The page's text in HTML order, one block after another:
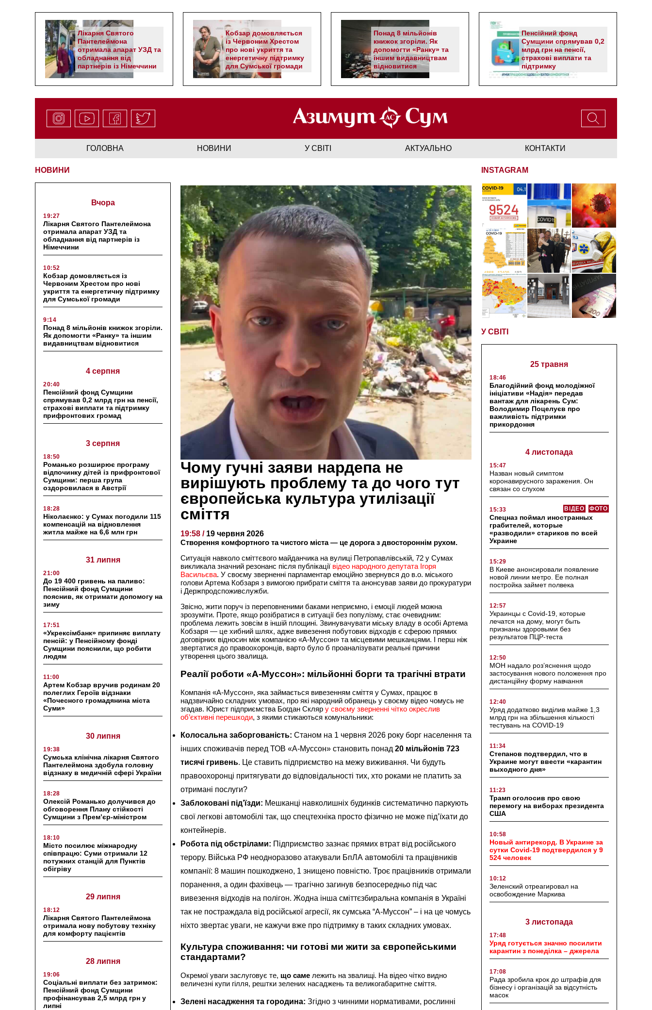
Лікарня Святого
Пантелеймона
отримала апарат УЗД та
обладнання від
партнерів із Німеччини
Кобзар домовляється
із Червоним Хрестом
про нові укриття та
енергетичну підтримку
для Сумської громади
Понад 8 мільйонів
книжок згоріли. Як
допомогти «Ранку» та
іншим видавництвам
відновитися
Пенсійний фонд
Сумщини спрямував 0,2
млрд грн на пенсії,
страхові виплати та
підтримку
прифронтових громад
ГОЛОВНА НОВИНИ У СВІТІ АКТУАЛЬНО КОНТАКТИ
НОВИНИ
Вчора
19:27
Лікарня Святого Пантелеймона
отримала апарат УЗД та
обладнання від партнерів із
Німеччини
10:52
Кобзар домовляється із
Червоним Хрестом про нові
укриття та енергетичну підтримку
для Сумської громади
9:14
Понад 8 мільйонів книжок згоріли.
Як допомогти «Ранку» та іншим
видавництвам відновитися
4 серпня
20:40
Пенсійний фонд Сумщини
спрямував 0,2 млрд грн на пенсії,
страхові виплати та підтримку
прифронтових громад
3 серпня
18:50
Романько розширює програму
відпочинку дітей із прифронтової
Сумщини: перша група
оздоровилася в Австрії
18:28
Ніколаєнко: у Сумах погодили 115
компенсацій на відновлення
житла майже на 6,6 млн грн
31 липня
21:00
До 19 400 гривень на паливо:
Пенсійний фонд Сумщини
пояснив, як отримати допомогу на
зиму
17:51
«Укрексімбанк» припиняє виплату
пенсій: у Пенсійному фонді
Сумщини пояснили, що робити
людям
11:00
Артем Кобзар вручив родинам 20
полеглих Героїв відзнаки
«Почесного громадянина міста
Суми»
30 липня
19:38
Сумська клінічна лікарня Святого
Пантелеймона здобула головну
відзнаку в медичній сфері України
18:28
Олексій Романько долучився до
обговорення Плану стійкості
Сумщини з Прем’єр-міністром
18:10
Місто посилює міжнародну
співпрацю: Суми отримали 12
потужних станцій для Пунктів
обігріву
29 липня
18:12
Лікарня Святого Пантелеймона
отримала нову побутову техніку
для комфорту пацієнтів
28 липня
19:06
Соціальні виплати без затримок:
Пенсійний фонд Сумщини
профінансував 2,5 млрд грн у
липні
Чому гучні заяви нардепа не
вирішують проблему та до чого тут
європейська культура утилізації
сміття
19:58 / 19 червня 2026
Створення комфортного та чистого міста — це дорога з двостороннім рухом.
Ситуація навколо сміттєвого майданчика на вулиці Петропавлівській, 72 у Сумах
викликала значний резонанс після публікації відео народного депутата Ігоря
Васильєва. У своєму зверненні парламентар емоційно звернувся до в.о. міського
голови Артема Кобзаря з вимогою прибрати сміття та анонсував заяви до прокуратури
і Держпродспоживслужби.
Звісно, жити поруч із переповненими баками неприємно, і емоції людей можна
зрозуміти. Проте, якщо розібратися в ситуації без популізму, стає очевидним:
проблема лежить зовсім в іншій площині. Звинувачувати міську владу в особі Артема
Кобзаря — це хибний шлях, адже вивезення побутових відходів є сферою прямих
договірних відносин між компанією «А-Муссон» та місцевими мешканцями. І перш ніж
звертатися до правоохоронців, варто було б проаналізувати реальні причини
утворення цього звалища.
Реалії роботи «А-Муссон»: мільйонні борги та трагічні втрати
Компанія «А-Муссон», яка займається вивезенням сміття у Сумах, працює в
надзвичайно складних умовах, про які народний обранець у своєму відео чомусь не
згадав. Юрист підприємства Богдан Скляр у своєму зверненні чітко окреслив
об’єктивні перешкоди, з якими стикаються комунальники:
Колосальна заборгованість: Станом на 1 червня 2026 року борг населення та
інших споживачів перед ТОВ «А-Муссон» становить понад 20 мільйонів 723
тисячі гривень. Це ставить підприємство на межу виживання. Чи будуть
правоохоронці притягувати до відповідальності тих, хто роками не платить за
отримані послуги?
Заблоковані під’їзди: Мешканці навколишніх будинків систематично паркують
свої легкові автомобілі так, що спецтехніка просто фізично не може під’їхати до
контейнерів.
Робота під обстрілами: Підприємство зазнає прямих втрат від російського
терору. Війська РФ неодноразово атакували БпЛА автомобілі та працівників
компанії: 8 машин пошкоджено, 1 знищено повністю. Троє працівників отримали
поранення, а один фахівець — трагічно загинув безпосередньо під час
вивезення відходів на полігон. Жодна інша сміттєзбиральна компанія в Україні
так не постраждала від російської агресії, як сумська “А-Муссон” – і на це чомусь
ніхто звертає уваги, не кажучи вже про підтримку в таких складних умовах.
Культура споживання: чи готові ми жити за європейськими
стандартами?
Окремої уваги заслуговує те, що саме лежить на звалищі. На відео чітко видно
величезні купи гілля, рештки зелених насаджень та великогабаритне сміття.
Зелені насадження та городина: Згідно з чинними нормативами, рослинні
INSTAGRAM
У СВІТІ
25 травня
18:46
Благодійний фонд молодіжної
ініціативи «Надія» передав
вантаж для лікарень Сум:
Володимир Поцелуєв про
важливість підтримки
прикордоння
4 листопада
15:47
Назван новый симптом
коронавирусного заражения. Он
связан со слухом
15:33 ФОТО
ВІДЕО
Спецназ поймал иностранных
грабителей, которые
«разводили» стариков по всей
Украине
15:29
В Киеве анонсировали появление
новой линии метро. Ее полная
постройка займет полвека
12:57
Украинцы с Covid-19, которые
лечатся на дому, могут быть
признаны здоровыми без
результатов ПЦР-теста
12:50
МОН надало роз’яснення щодо
застосування нового положення про
дистанційну форму навчання
12:40
Уряд додатково виділив майже 1,3
млрд грн на збільшення кількості
тестувань на COVID-19
11:34
Степанов подтвердил, что в
Украине могут ввести «карантин
выходного дня»
11:23
Трамп оголосив про свою
перемогу на виборах президента
США
10:58
Новый антирекорд. В Украине за
сутки Covid-19 подтвердился у 9
524 человек
10:12
Зеленский отреагировал на
освобождение Маркива
3 листопада
17:48
Уряд готується значно посилити
карантин з понеділка – джерела
17:08
Рада зробила крок до штрафів для
бізнесу і організацій за відсутність
масок